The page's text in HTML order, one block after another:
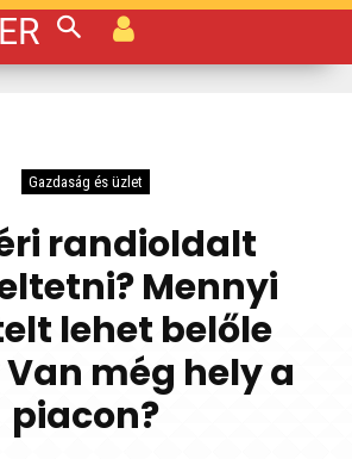
Gazdaság és üzlet
randioldalt
Mennyi
lehet belőle
még hely a
piacon?